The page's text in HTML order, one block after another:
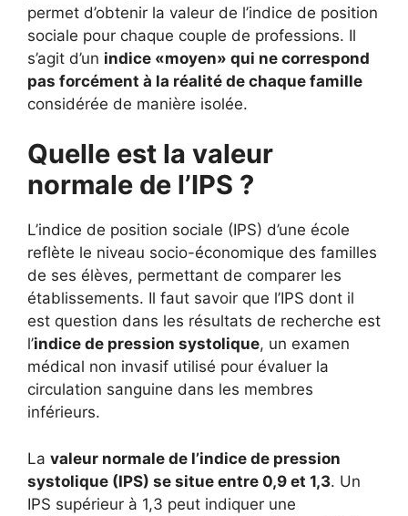
permet d’obtenir la valeur de l’indice de position
sociale pour chaque couple de professions. Il
s’agit d’un indice «moyen» qui ne correspond
pas forcément à la réalité de chaque famille
considérée de manière isolée.
Quelle est la valeur
normale de l’IPS ?
L’indice de position sociale (IPS) d’une école
reflète le niveau socio-économique des familles
de ses élèves, permettant de comparer les
établissements. Il faut savoir que l’IPS dont il
est question dans les résultats de recherche est
l’indice de pression systolique, un examen
médical non invasif utilisé pour évaluer la
circulation sanguine dans les membres
inférieurs.
La valeur normale de l’indice de pression
systolique (IPS) se situe entre 0,9 et 1,3. Un
IPS supérieur à 1,3 peut indiquer une